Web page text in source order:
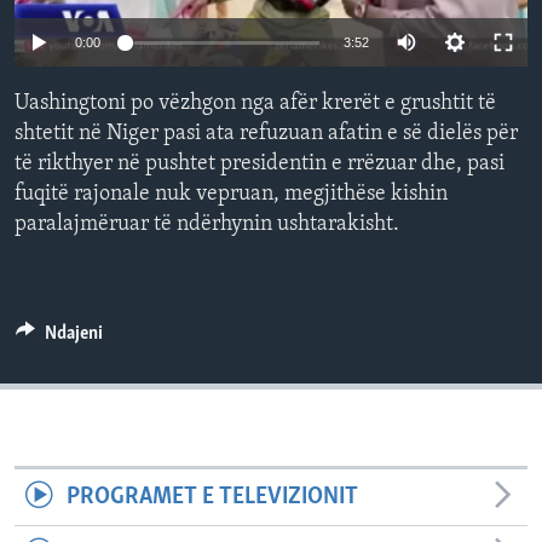
INTERVISTA
DITARI
0:00 3:52
Uashingtoni po vëzhgon nga afër krerët e grushtit të
shtetit në Niger pasi ata refuzuan afatin e së dielës për
të rikthyer në pushtet presidentin e rrëzuar dhe, pasi
fuqitë rajonale nuk vepruan, megjithëse kishin
paralajmëruar të ndërhynin ushtarakisht.
Ndajeni
PROGRAMET E TELEVIZIONIT